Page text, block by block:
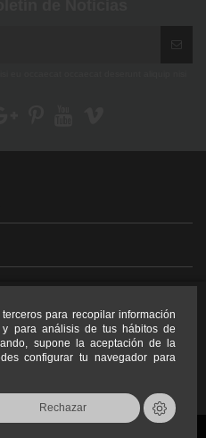
para recopilar información
para análisis de tus hábitos de
supone la aceptación de la
configurar tu navegador para
Rechazar